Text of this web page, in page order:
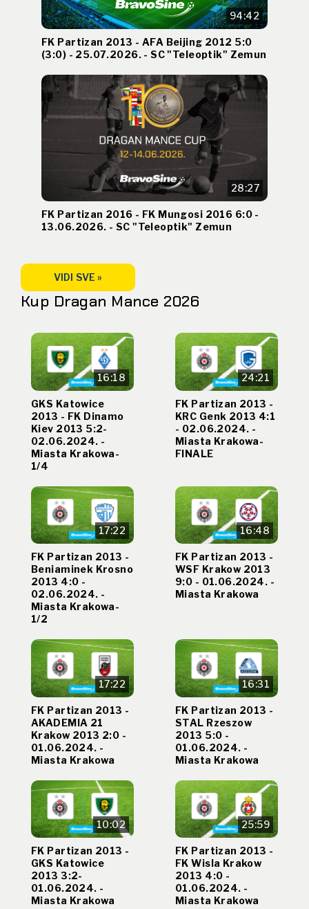
94:42
FK Partizan 2013 - AFA Beijing 2012 5:0
(3:0) - 25.07.2026. - SC "Teleoptik" Zemun
28:27
FK Partizan 2016 - FK Mungosi 2016 6:0 -
13.06.2026. - SC "Teleoptik" Zemun
VIDI SVE »
Kup Dragan Mance 2026
16:18
GKS Katowice
2013 - FK Dinamo
Kiev 2013 5:2-
02.06.2024. -
Miasta Krakowa-
1/4
24:21
FK Partizan 2013 -
KRC Genk 2013 4:1
- 02.06.2024. -
Miasta Krakowa-
FINALE
17:22
FK Partizan 2013 -
Beniaminek Krosno
2013 4:0 -
02.06.2024. -
Miasta Krakowa-
1/2
16:48
FK Partizan 2013 -
WSF Krakow 2013
9:0 - 01.06.2024. -
Miasta Krakowa
17:22
FK Partizan 2013 -
AKADEMIA 21
Krakow 2013 2:0 -
01.06.2024. -
Miasta Krakowa
16:31
FK Partizan 2013 -
STAL Rzeszow
2013 5:0 -
01.06.2024. -
Miasta Krakowa
10:02
FK Partizan 2013 -
GKS Katowice
2013 3:2-
01.06.2024. -
Miasta Krakowa
25:59
FK Partizan 2013 -
FK Wisla Krakow
2013 4:0 -
01.06.2024. -
Miasta Krakowa